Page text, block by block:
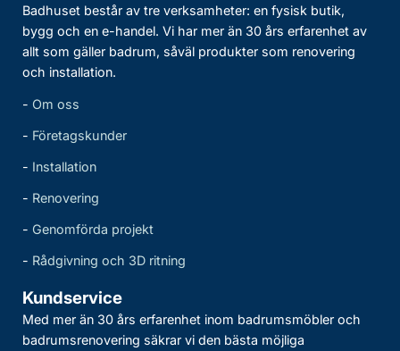
Badhuset består av tre verksamheter: en fysisk butik,
bygg och en e-handel. Vi har mer än 30 års erfarenhet av
allt som gäller badrum, såväl produkter som renovering
och installation.
- Om oss
- Företagskunder
- Installation
- Renovering
- Genomförda projekt
- Rådgivning och 3D ritning
Kundservice
Med mer än 30 års erfarenhet inom badrumsmöbler och
badrumsrenovering säkrar vi den bästa möjliga